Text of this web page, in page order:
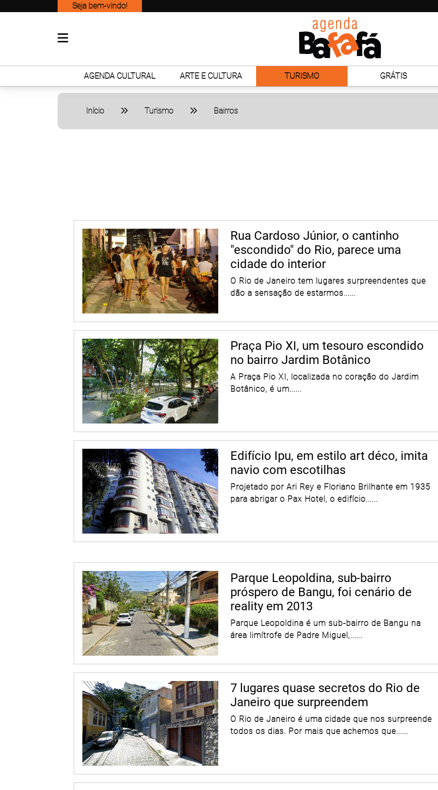
Seja bem-vindo!
AGENDA CULTURAL ARTE E CULTURA TURISMO GRÁTIS
Início Turismo Bairros
Rua Cardoso Júnior, o cantinho
"escondido" do Rio, parece uma
cidade do interior
O Rio de Janeiro tem lugares surpreendentes que
dão a sensação de estarmos......
Praça Pio XI, um tesouro escondido
no bairro Jardim Botânico
A Praça Pio XI, localizada no coração do Jardim
Botânico, é um......
Edifício Ipu, em estilo art déco, imita
navio com escotilhas
Projetado por Ari Rey e Floriano Brilhante em 1935
para abrigar o Pax Hotel, o edifício......
Parque Leopoldina, sub-bairro
próspero de Bangu, foi cenário de
reality em 2013
Parque Leopoldina é um sub-bairro de Bangu na
área limítrofe de Padre Miguel,......
7 lugares quase secretos do Rio de
Janeiro que surpreendem
O Rio de Janeiro é uma cidade que nos surpreende
todos os dias. Por mais que achemos que......